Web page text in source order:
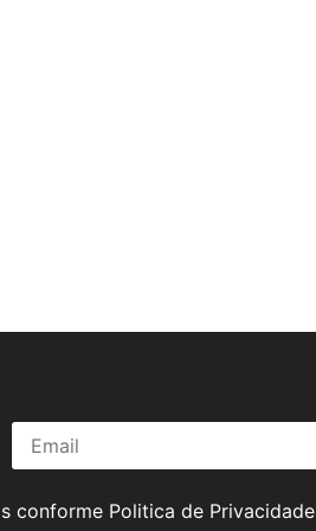
conforme Politica de Privacidade